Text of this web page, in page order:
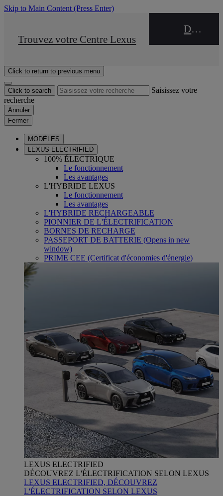
Skip to Main Content (Press Enter)
STOP DRIVE Takata
Trouvez votre Centre Lexus
DEALER NAME
Click to return to previous menu
Click to search
Saisissez votre
recherche
Annuler
Fermer
MODÈLES
LEXUS ELECTRIFIED
100% ÉLECTRIQUE
Le fonctionnement
Les avantages
L'HYBRIDE LEXUS
Le fonctionnement
Les avantages
L'HYBRIDE RECHARGEABLE
PIONNIER DE L'ÉLECTRIFICATION
BORNES DE RECHARGE
PASSEPORT DE BATTERIE (Opens in new
window)
PRIME CEE (Certificat d'économies d'énergie)
LEXUS ELECTRIFIED
DÉCOUVREZ L'ÉLECTRIFICATION SELON LEXUS
LEXUS ELECTRIFIED, DÉCOUVREZ
L'ÉLECTRIFICATION SELON LEXUS